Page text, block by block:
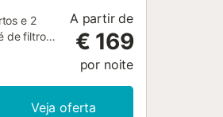
e 2
de filtro,
com
exterior
A partir de
€ 169
por noite
Veja oferta